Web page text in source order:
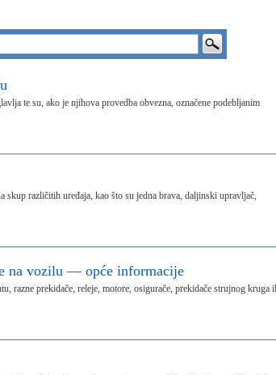
te su, ako je njihova provedba obvezna, označene podebljanim
skup različitih uređaja, kao što su jedna brava, daljinski upravljač,
na vozilu — opće informacije
razne prekidače, releje, motore, osigurače, prekidače strujnog kruga